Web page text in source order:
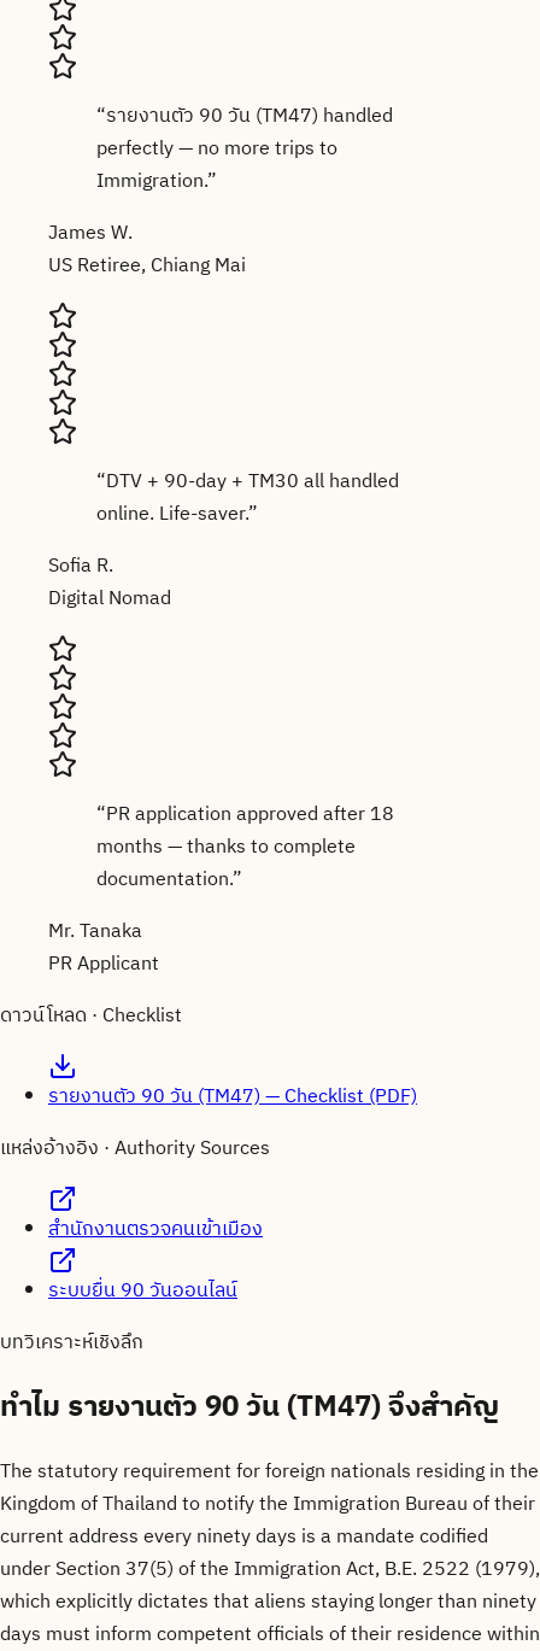
“รายงานตัว 90 วัน (TM47) handled
perfectly — no more trips to
Immigration.”
James W.
US Retiree, Chiang Mai
“DTV + 90-day + TM30 all handled
online. Life-saver.”
Sofia R.
Digital Nomad
“PR application approved after 18
months — thanks to complete
documentation.”
Mr. Tanaka
PR Applicant
ดาวน์โหลด · Checklist
รายงานตัว 90 วัน (TM47) — Checklist (PDF)
แหล่งอ้างอิง · Authority Sources
สำนักงานตรวจคนเข้าเมือง
ระบบยื่น 90 วันออนไลน์
บทวิเคราะห์เชิงลึก
ทำไม รายงานตัว 90 วัน (TM47)จึงสำคัญ
The statutory requirement for foreign nationals residing in the
Kingdom of Thailand to notify the Immigration Bureau of their
current address every ninety days is a mandate codified
under Section 37(5) of the Immigration Act, B.E. 2522 (1979),
which explicitly dictates that aliens staying longer than ninety
days must inform competent officials of their residence within